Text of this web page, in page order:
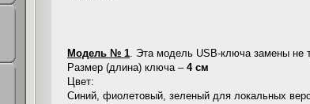
Модель № 1 . Эта модель USB-ключа замены не
Размер (длина) ключа – 4 см
Цвет:
Cиний, фиолетовый, зеленый для локальных